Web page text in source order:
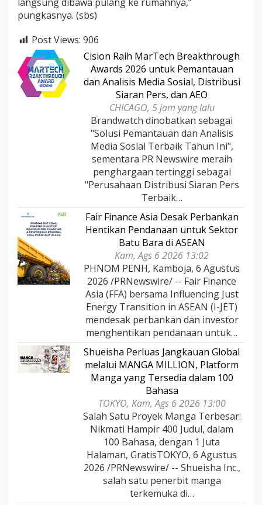
pungkasnya. (sbs)
Post Views: 906
Cision Raih MarTech Breakthrough
Awards 2026 untuk Pemantauan
dan Analisis Media Sosial, Distribusi
Siaran Pers, dan AEO
CHICAGO, 5 jam yang lalu
Brandwatch dinobatkan sebagai
"Solusi Pemantauan dan Analisis
Media Sosial Terbaik Tahun Ini",
sementara PR Newswire meraih
penghargaan tertinggi sebagai
"Perusahaan Distribusi Siaran Pers
Terbaik…
Fair Finance Asia Desak Perbankan
Hentikan Pendanaan untuk Sektor
Batu Bara di ASEAN
Kam, Ags 6 2026 13:02
PHNOM PENH, Kamboja, 6 Agustus
2026 /PRNewswire/ -- Fair Finance
Asia (FFA) bersama Influencing Just
Energy Transition in ASEAN (I-JET)
mendesak perbankan dan investor
menghentikan pendanaan untuk…
Shueisha Perluas Jangkauan Global
melalui MANGA MILLION, Platform
Manga yang Tersedia dalam 100
Bahasa
TOKYO, Kam, Ags 6 2026 13:00
Salah Satu Proyek Manga Terbesar:
Nikmati Hampir 400 Judul, dalam
100 Bahasa, dengan 1 Juta
Halaman, GratisTOKYO, 6 Agustus
2026 /PRNewswire/ -- Shueisha Inc.,
salah satu penerbit manga
terkemuka di…